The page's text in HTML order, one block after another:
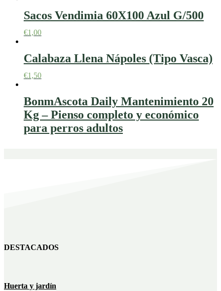
Sacos Vendimia 60X100 Azul G/500
€1,00
Calabaza Llena Nápoles (Tipo Vasca)
€1,50
BonmAscota Daily Mantenimiento 20
Kg – Pienso completo y económico
para perros adultos
DESTACADOS
Huerta y jardín